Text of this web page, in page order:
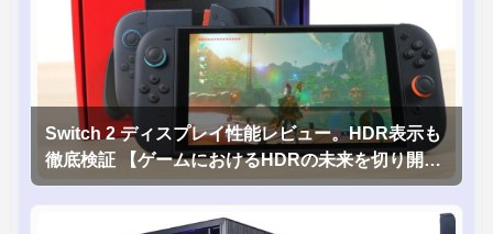
Switch 2 ディスプレイ性能レビュー。HDR表示も
徹底検証 【ゲームにおけるHDRの未来を切り開く
1台！】